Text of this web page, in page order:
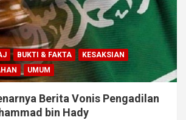
BUKTI & FAKTA
KESAKSIAN
UMUM
Berita Vonis Pengadilan
bin Hady